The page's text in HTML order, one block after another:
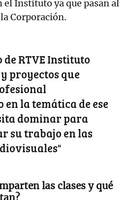
el Instituto ya que pasan al
Corporación.
RTVE Instituto
proyectos que
en la temática de ese
dominar para
su trabajo en las
las clases y qué